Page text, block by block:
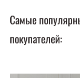
Самые
покупателей: